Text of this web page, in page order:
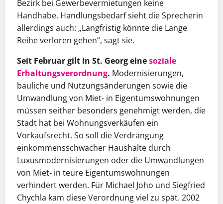
Bezirk bei Gewerbevermietungen keine
Handhabe. Handlungsbedarf sieht die Sprecherin
allerdings auch: „Langfristig könnte die Lange
Reihe verloren gehen“, sagt sie.
Seit Februar gilt in St. Georg einesoziale
Erhaltungsverordnung. Modernisierungen,
bauliche und Nutzungsänderungen sowie die
Umwandlung von Miet- in Eigentumswohnungen
müssen seither besonders genehmigt werden, die
Stadt hat bei Wohnungsverkäufen ein
Vorkaufsrecht. So soll die Verdrängung
einkommensschwacher Haushalte durch
Luxusmodernisierungen oder die Umwandlungen
von Miet- in teure Eigentumswohnungen
verhindert werden. Für Michael Joho und Siegfried
Chychla kam diese Verordnung viel zu spät. 2002